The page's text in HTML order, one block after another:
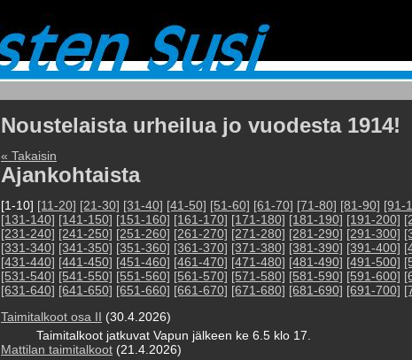
Noustelaista urheilua jo vuodesta 1914!
« Takaisin
Ajankohtaista
[1-10] [11-20] [21-30] [31-40] [41-50] [51-60] [61-70] [71-80] [81-90] [91-
[131-140] [141-150] [151-160] [161-170] [171-180] [181-190] [191-200]
[231-240] [241-250] [251-260] [261-270] [271-280] [281-290] [291-300]
[331-340] [341-350] [351-360] [361-370] [371-380] [381-390] [391-400]
[431-440] [441-450] [451-460] [461-470] [471-480] [481-490] [491-500]
[531-540] [541-550] [551-560] [561-570] [571-580] [581-590] [591-600]
[631-640] [641-650] [651-660] [661-670] [671-680] [681-690] [691-700]
Taimitalkoot osa II (30.4.2026)
Taimitalkoot jatkuvat Vapun jälkeen ke 6.5 klo 17.
Mattilan taimitalkoot (21.4.2026)